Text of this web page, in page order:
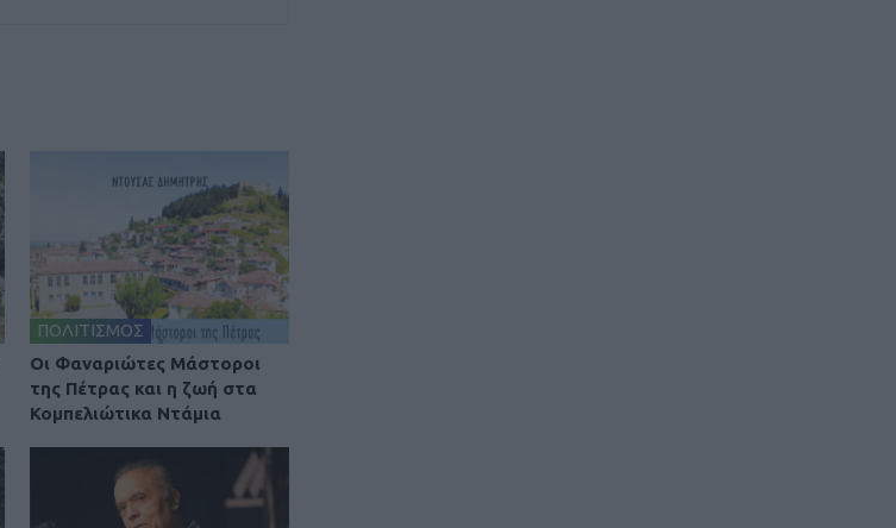
ΠΟΛΙΤΙΣΜΟΣ
Οι Φαναριώτες Μάστοροι
της Πέτρας και η ζωή στα
Κομπελιώτικα Ντάμια